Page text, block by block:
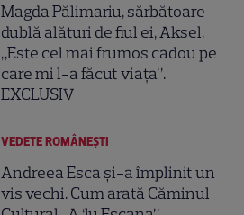
Magda Pălimariu, sărbătoare
dublă alături de fiul ei, Aksel.
„Este cel mai frumos cadou pe
care mi l-a făcut viața”.
EXCLUSIV
VEDETE ROMÂNEŞTI
Andreea Esca și-a împlinit un
vis vechi. Cum arată Căminul